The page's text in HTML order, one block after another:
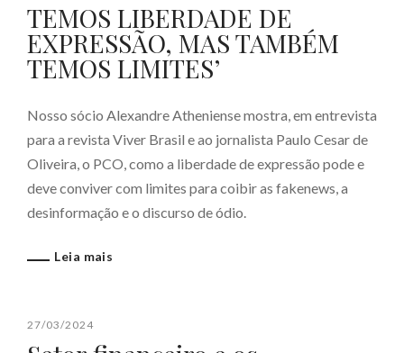
TEMOS LIBERDADE DE
EXPRESSÃO, MAS TAMBÉM
TEMOS LIMITES’
Nosso sócio Alexandre Atheniense mostra, em entrevista
para a revista Viver Brasil e ao jornalista Paulo Cesar de
Oliveira, o PCO, como a liberdade de expressão pode e
deve conviver com limites para coibir as fakenews, a
desinformação e o discurso de ódio.
Leia mais
27/03/2024